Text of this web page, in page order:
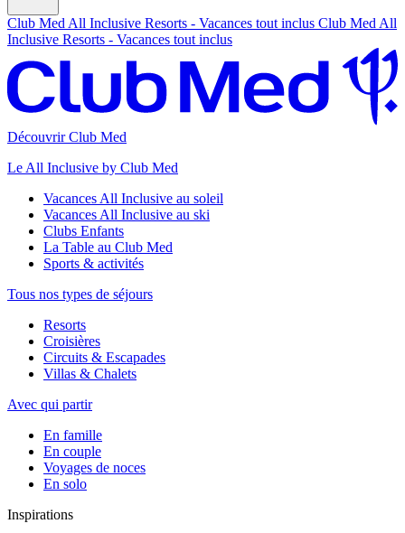
Club Med All Inclusive Resorts - Vacances tout inclus Club Med All
Inclusive Resorts - Vacances tout inclus
Découvrir Club Med
Le All Inclusive by Club Med
Vacances All Inclusive au soleil
Vacances All Inclusive au ski
Clubs Enfants
La Table au Club Med
Sports & activités
Tous nos types de séjours
Resorts
Croisières
Circuits & Escapades
Villas & Chalets
Avec qui partir
En famille
En couple
Voyages de noces
En solo
Inspirations